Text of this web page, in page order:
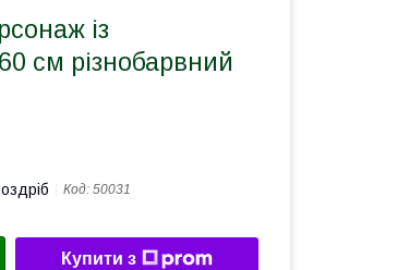
із
см різнобарвний
Код: 50031
Купити з